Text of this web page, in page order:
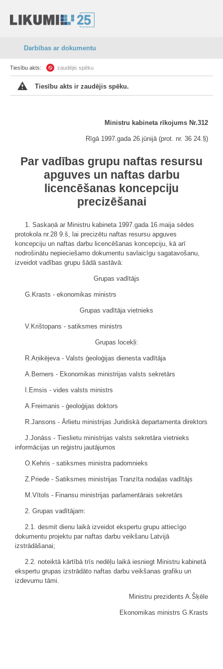
Darbības ar dokumentu
Tiesību akts: zaudējis spēku
Tiesību akts ir zaudējis spēku.
Ministru kabineta rīkojums Nr.312
Rīgā 1997.gada 26.jūnijā (prot. nr. 36 24.§)
Par vadības grupu naftas resursu
apguves un naftas darbu
licencēšanas koncepciju
precizēšanai
1. Saskaņā ar Ministru kabineta 1997.gada 16.maija sēdes
protokola nr.28 9.š, lai precizētu naftas resursu apguves
koncepciju un naftas darbu licencēšanas koncepciju, kā arī
nodrošinātu nepieciešamo dokumentu savlaicīgu sagatavošanu,
izveidot vadības grupu šādā sastāvā:
Grupas vadītājs
G.Krasts - ekonomikas ministrs
Grupas vadītāja vietnieks
V.Krištopans - satiksmes ministrs
Grupas locekļi:
R.Aņikējeva - Valsts ģeoloģijas dienesta vadītāja
A.Berners - Ekonomikas ministrijas valsts sekretārs
I.Emsis - vides valsts ministrs
A.Freimanis - ģeoloģijas doktors
R.Jansons - Ārlietu ministrijas Juridiskā departamenta direktors
J.Jonāss - Tieslietu ministrijas valsts sekretāra vietnieks
informācijas un reģistru jautājumos
O.Kehris - satiksmes ministra padomnieks
Z.Priede - Satiksmes ministrijas Tranzīta nodaļas vadītājs
M.Vītols - Finansu ministrijas parlamentārais sekretārs
2. Grupas vadītājam:
2.1. desmit dienu laikā izveidot ekspertu grupu attiecīgo
dokumentu projektu par naftas darbu veikšanu Latvijā
izstrādāšanai;
2.2. noteiktā kārtībā trīs nedēļu laikā iesniegt Ministru kabinetā
ekspertu grupas izstrādāto naftas darbu veikšanas grafiku un
izdevumu tāmi.
Ministru prezidents A.Šķēle
Ekonomikas ministrs G.Krasts